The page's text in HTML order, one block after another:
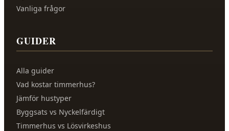
Vanliga frågor
GUIDER
Alla guider
Vad kostar timmerhus?
Jämför hustyper
Byggsats vs Nyckelfärdigt
Timmerhus vs Lösvirkeshus